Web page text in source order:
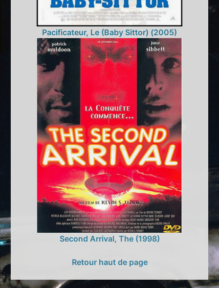
Pacificateur, Le (Baby Sittor) (2005)
Second Arrival, The (1998)
Retour haut de page